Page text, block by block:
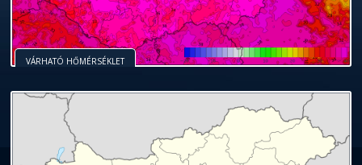
VÁRHATÓ HŐMÉRSÉKLET